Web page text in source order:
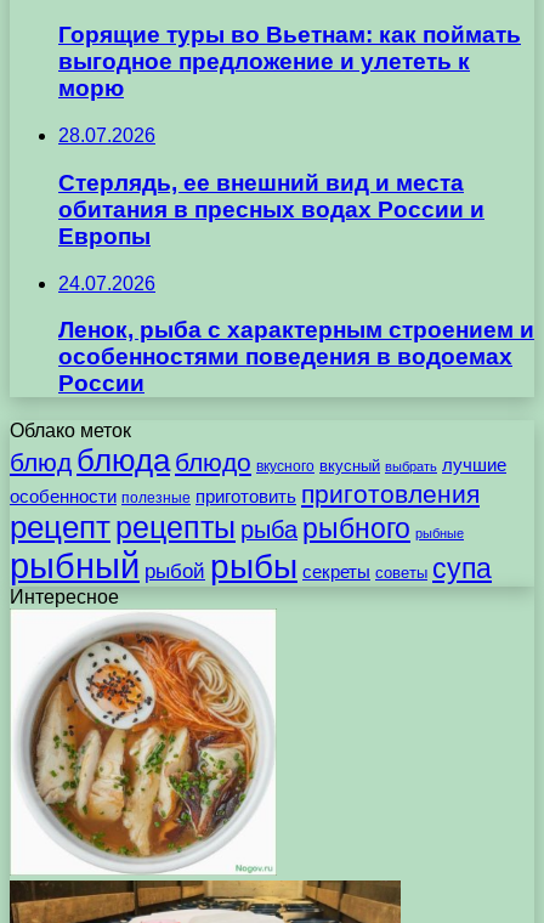
Горящие туры во Вьетнам: как поймать
выгодное предложение и улететь к
морю
28.07.2026
Стерлядь, ее внешний вид и места
обитания в пресных водах России и
Европы
24.07.2026
Ленок, рыба с характерным строением и
особенностями поведения в водоемах
России
Облако меток
блюд блюда блюдо вкусного вкусный выбрать лучшие
особенности полезные приготовить приготовления
рецептрецепты рыба рыбного рыбные
рыбный рыбой рыбы секреты советы супа
Интересное